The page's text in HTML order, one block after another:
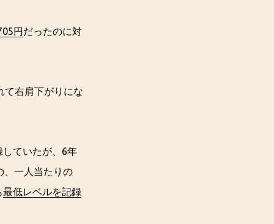
円だったのに対
て右肩下がりにな
ていたが、6年
、一人当たりの
最低レベルを記録